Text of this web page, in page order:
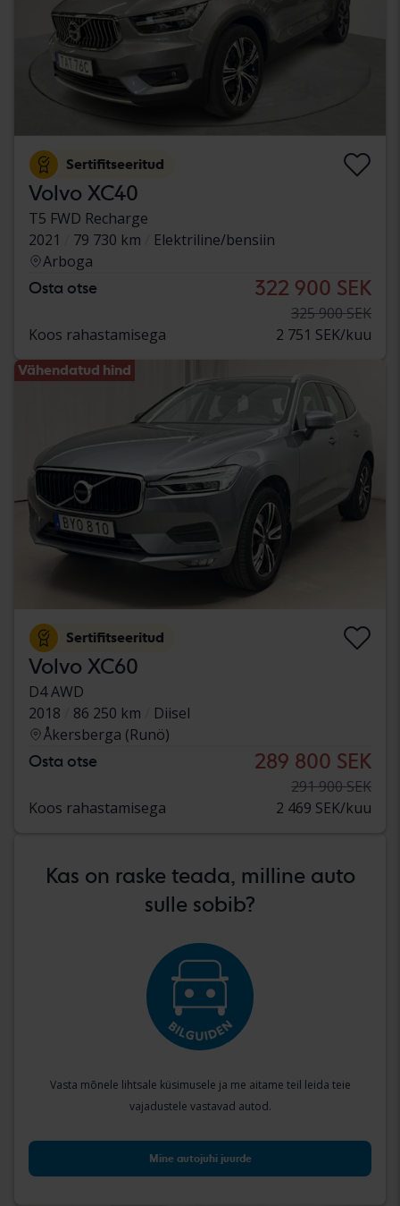
Sertifitseeritud
Volvo XC40
T5 FWD Recharge
2021
79 730 km
Elektriline/bensiin
Arboga
Osta otse 322 900 SEK
325 900 SEK
Koos rahastamisega
2 751 SEK/kuu
Vähendatud hind
Sertifitseeritud
Volvo XC60
D4 AWD
2018
86 250 km
Diisel
Åkersberga (Runö)
Osta otse 289 800 SEK
291 900 SEK
Koos rahastamisega
2 469 SEK/kuu
Kas on raske teada, milline auto
sulle sobib?
Vasta mõnele lihtsale küsimusele ja me aitame teil leida teie
vajadustele vastavad autod.
Mine autojuhi juurde